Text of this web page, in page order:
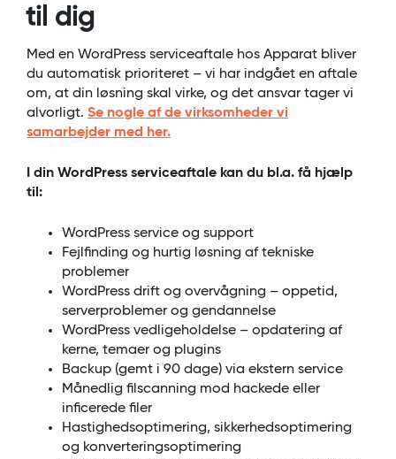
til dig
Med en WordPress serviceaftale hos Apparat bliver
du automatisk prioriteret – vi har indgået en aftale
om, at din løsning skal virke, og det ansvar tager vi
alvorligt. Se nogle af de virksomheder vi
samarbejder med her.
I din WordPress serviceaftale kan du bl.a. få hjælp
til:
WordPress service og support
Fejlfinding og hurtig løsning af tekniske
problemer
WordPress drift og overvågning – oppetid,
serverproblemer og gendannelse
WordPress vedligeholdelse – opdatering af
kerne, temaer og plugins
Backup (gemt i 90 dage) via ekstern service
Månedlig filscanning mod hackede eller
inficerede filer
Hastighedsoptimering, sikkerhedsoptimering
og konverteringsoptimering